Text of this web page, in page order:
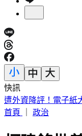
快訊
TWICE定延確定出
首頁
政治